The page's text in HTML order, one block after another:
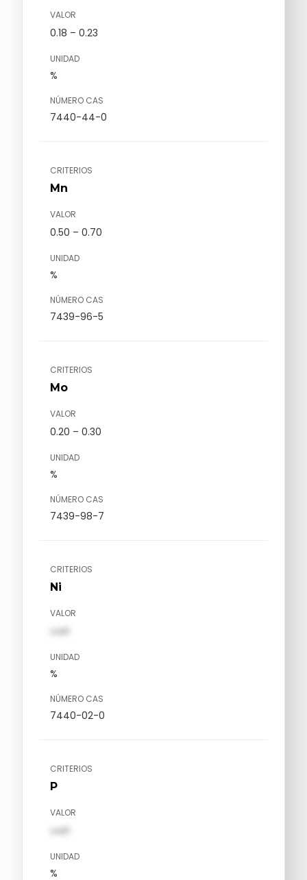
VALOR
0.18 – 0.23
UNIDAD
%
NÚMERO CAS
7440-44-0
CRITERIOS
Mn
VALOR
0.50 – 0.70
UNIDAD
%
NÚMERO CAS
7439-96-5
CRITERIOS
Mo
VALOR
0.20 – 0.30
UNIDAD
%
NÚMERO CAS
7439-98-7
CRITERIOS
Ni
VALOR
val1
UNIDAD
%
NÚMERO CAS
7440-02-0
CRITERIOS
P
VALOR
val1
UNIDAD
%